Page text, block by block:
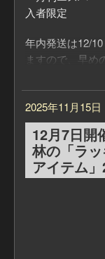
入者限定
年内発送は12/
ますので、早め
詳細&お申込み
「月刊エスパー
https://
「まるごとエ
https://
2025年11月15日
12月7日開
林の「ラ
アイテム